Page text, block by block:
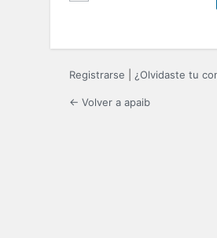
Registrarse ¿Olvidaste tu
← Volver a apaib